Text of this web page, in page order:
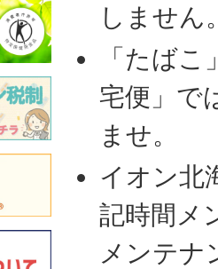
しません
「たば
宅便」で
ませ。
イオン北
記時間メ
メンテナ